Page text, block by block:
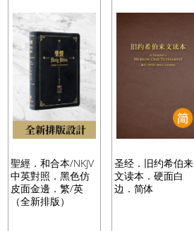
講道／事奉
靈修／讀經
聆聽系列
兒童青少年系列
聖經．和合本/NKJV
中英對照．黑色仿
皮面金邊．繁/英
（全新排版）
圣经．旧约希伯来
文读本．硬面白
边．简体